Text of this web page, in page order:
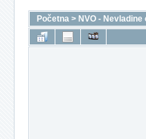
Početna > NVO -